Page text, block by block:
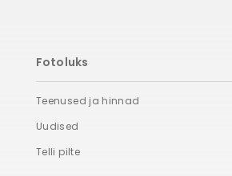
Fotoluks
Teenused ja hinnad
Uudised
Telli pilte